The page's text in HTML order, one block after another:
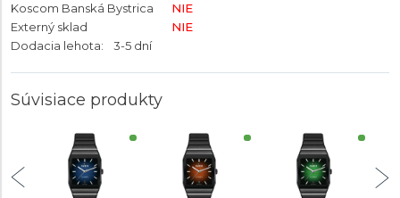
Koscom Banská Bystrica
NIE
Externý sklad
NIE
Dodacia lehota:
3-5 dní
Súvisiace produkty